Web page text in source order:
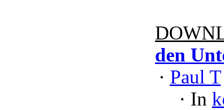
den
· Paul T
· In